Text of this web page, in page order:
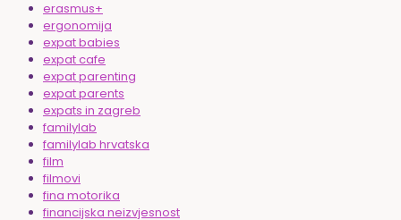
erasmus+
ergonomija
expat babies
expat cafe
expat parenting
expat parents
expats in zagreb
familylab
familylab hrvatska
film
filmovi
fina motorika
financijska neizvjesnost